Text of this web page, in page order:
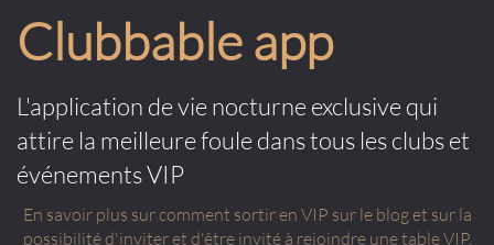
Clubbable app
L'application de vie nocturne exclusive qui
attire la meilleure foule dans tous les clubs et
événements VIP
En savoir plus sur comment sortir en VIP sur le blog et sur la
possibilité d'inviter et d'être invité à rejoindre une table VIP.